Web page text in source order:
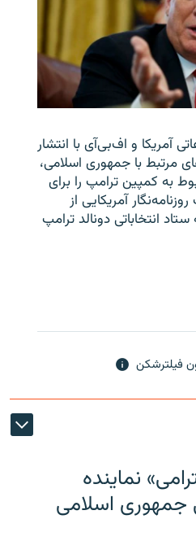
آمریکا و اف‌بی‌آی با انتشار
مرتبط با جمهوری اسلامی،
به کمپین ترامپ را برای
آمریکایی از
انتخاباتی دونالد ترامپ
فیلترشکن
نماینده
جمهوری اسلامی